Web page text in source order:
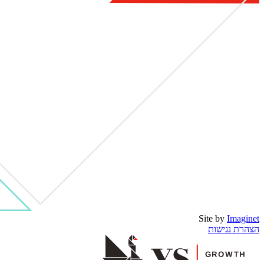
Site by Imaginet
הצהרת נגישות